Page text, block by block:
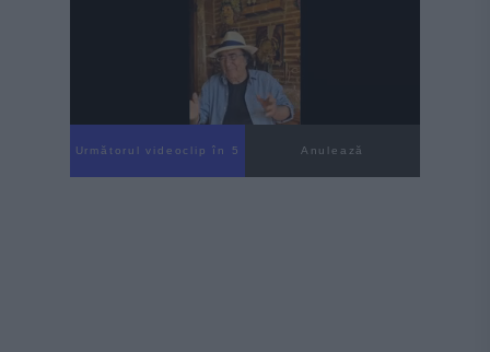
Următorul videoclip în 4 Anulează